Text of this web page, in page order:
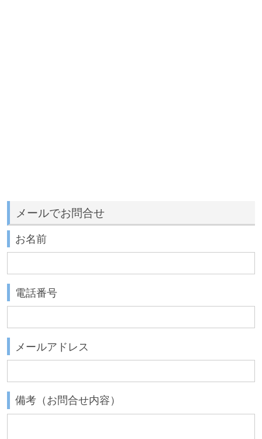
メールでお問合せ
お名前
電話番号
メールアドレス
備考（お問合せ内容）